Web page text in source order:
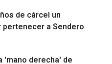
de cárcel un
a Sendero
'mano derecha' de